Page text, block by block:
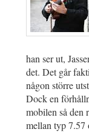
han ser ut,
det. Det går
någon större
Dock en
mobilen så den
mellan typ 7.57